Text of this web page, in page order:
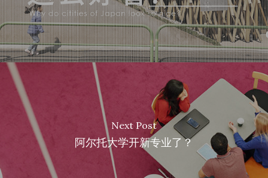
Next Post
阿尔托大学开新专业了？